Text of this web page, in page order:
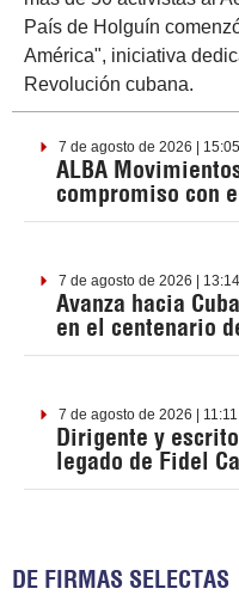
País de Holguín
América", iniciativa
Revolución cubana.
7 de agosto de 2026 | 15:05
ALBA
compromiso con
7 de agosto de 2026 | 13:14
Avanza hacia
en el centenario
7 de agosto de 2026 | 11:11
Dirigente y
legado de Fidel
DE FIRMAS SELECTAS